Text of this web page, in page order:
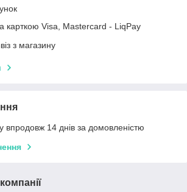
карткою Visa, Mastercard - LiqPay
з магазину
впродовж 14 днів за домовленістю